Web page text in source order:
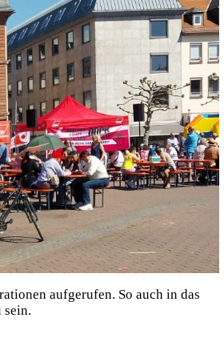
aufgerufen. So auch in das
sein.